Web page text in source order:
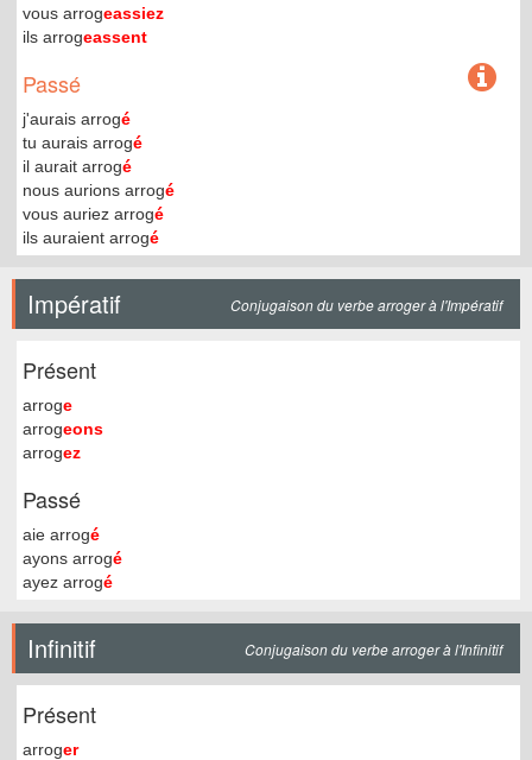
vous arrogeassiez
ils arrogeassent
Passé
j'aurais arrogé
tu aurais arrogé
il aurait arrogé
nous aurions arrogé
vous auriez arrogé
ils auraient arrogé
Impératif Conjugaison du verbe arroger à l'Impératif
Présent
arroge
arrogeons
arrogez
Passé
aie arrogé
ayons arrogé
ayez arrogé
Infinitif Conjugaison du verbe arroger à l'Infinitif
Présent
arroger